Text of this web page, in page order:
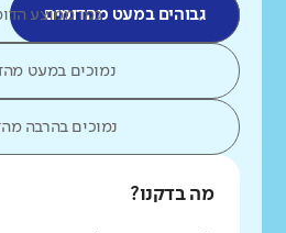
גבוהים במעט מהדומים
כמו ממוצע
נמוכים במעט
נמוכים בהרבה
מה בדקנו?